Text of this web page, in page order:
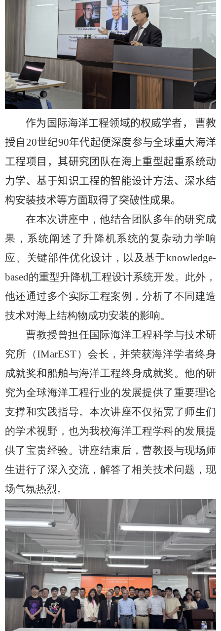
作为国际海洋工程领域的权威学者， 曹教
授自 20世纪90年代起便深度参与全球重大海洋
工程项目，其研究团队在海上重型起重系统动
力学、基于知识工程的智能设计方法、深水结
构安装技术等方面取得了突破性成果。
在本次讲座中，他结合团队多年的研究成
果，系统阐述了升降机系统的复杂动力学响
应、关键部件优化设计，以及基于knowledge-
based的重型升降机工程设计系统开发。此外，
他还通过多个实际工程案例，分析了不同建造
技术对海上结构物成功安装的影响。
曹教授曾担任国际海洋工程科学与技术研
究所（IMarEST）会长，并荣获海洋学者终身
成就奖和船舶与海洋工程终身成就奖。他的研
究为全球海洋工程行业的发展提供了重要理论
支撑和实践指导。本次讲座不仅拓宽了师生们
的学术视野，也为我校海洋工程学科的发展提
供了宝贵经验。讲座结束后，曹教授与现场师
生进行了深入交流，解答了相关技术问题，现
场气氛热烈。